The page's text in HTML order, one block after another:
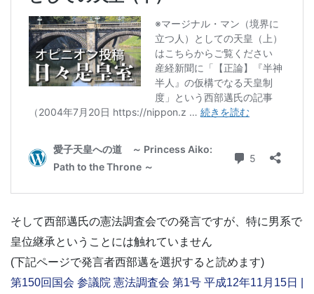
そして西部邁氏の憲法調査会での発言ですが、特に男系で
皇位継承ということには触れていません
(下記ページで発言者西部邁を選択すると読めます)
第150回国会 参議院 憲法調査会 第1号 平成12年11月15日 |